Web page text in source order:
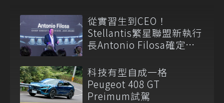
從實習生到CEO！
Stellantis繁星聯盟新執行
長Antonio Filosa確定六
科技有型自成一格
Peugeot 408 GT
Preimum試駕